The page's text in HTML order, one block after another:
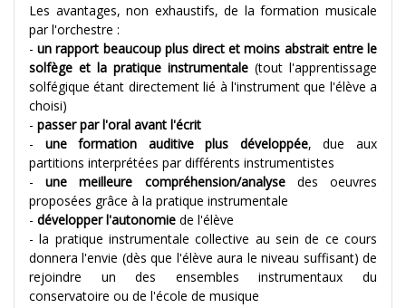
Les avantages, non exhaustifs, de la formation musicale
par l'orchestre :
-un rapport beaucoup plus direct et moins abstrait entre le
solfège et la pratique instrumentale (tout l'apprentissage
solfégique étant directement lié à l'instrument que l'élève a
choisi)
- passer par l'oral avant l'écrit
- une formation auditive plus développée, due aux
partitions interprétées par différents instrumentistes
-une meilleure compréhension/analysedes oeuvres
proposées grâce à la pratique instrumentale
- développer l'autonomie de l'élève
- la pratique instrumentale collective au sein de ce cours
donnera l'envie (dès que l'élève aura le niveau suffisant) de
rejoindre un des ensembles instrumentaux du
conservatoire ou de l'école de musique